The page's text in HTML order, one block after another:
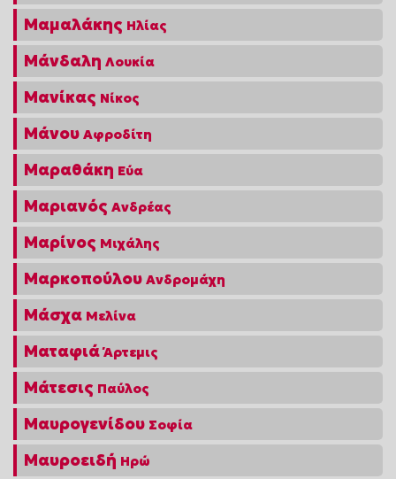
Μαμαλάκης Ηλίας
Μάνδαλη Λουκία
Μανίκας Νίκος
Μάνου Αφροδίτη
Μαραθάκη Εύα
Μαριανός Ανδρέας
Μαρίνος Μιχάλης
Μαρκοπούλου Ανδρομάχη
Μάσχα Μελίνα
Ματαφιά Άρτεμις
Μάτεσις Παύλος
Μαυρογενίδου Σοφία
Μαυροειδή Ηρώ